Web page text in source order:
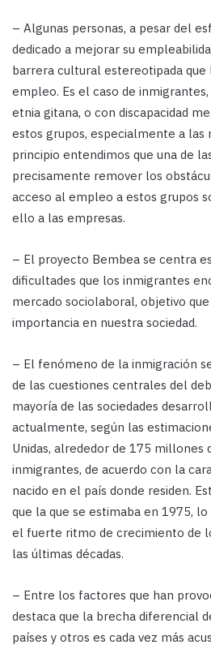
– Algunas personas, a pesar del
dedicado a mejorar su
barrera cultural estereotipada que
empleo. Es el caso de
etnia gitana, o con discapacidad
estos grupos, especialmente a las
principio entendimos que una de
precisamente remover los
acceso al empleo a estos grupos
ello a las empresas.
– El proyecto Bembea se centra
dificultades que los inmigrantes
mercado sociolaboral, objetivo
importancia en nuestra sociedad.
– El fenómeno de la inmigración
de las cuestiones centrales del
mayoría de las sociedades
actualmente, según las
Unidas, alrededor de 175 millones
inmigrantes, de acuerdo con la
nacido en el país donde residen.
que la que se estimaba en 1975,
el fuerte ritmo de crecimiento de
las últimas décadas.
– Entre los factores que han
destaca que la brecha diferencial
países y otros es cada vez más